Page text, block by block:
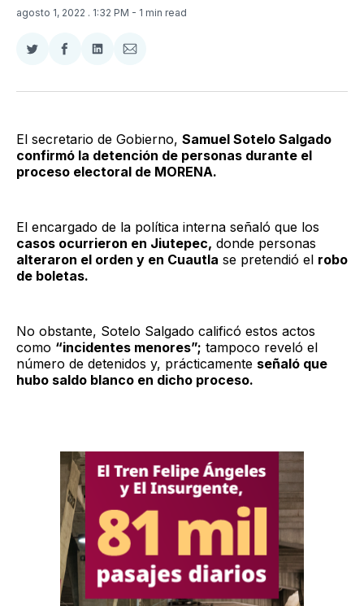
agosto 1, 2022 . 1:32 PM - 1 min read
Compartir
Twitter
Compartir
Facebook
Compartir
LinkedIn
Compartir
Email
El secretario de Gobierno, Samuel Sotelo Salgado
confirmó la detención de personas durante el
proceso electoral de MORENA.
El encargado de la política interna señaló que los
casos ocurrieron en Jiutepec, donde personas
alteraron el orden y en Cuautla se pretendió el robo
de boletas.
No obstante, Sotelo Salgado calificó estos actos
como “incidentes menores”; tampoco reveló el
número de detenidos y, prácticamente señaló que
hubo saldo blanco en dicho proceso.